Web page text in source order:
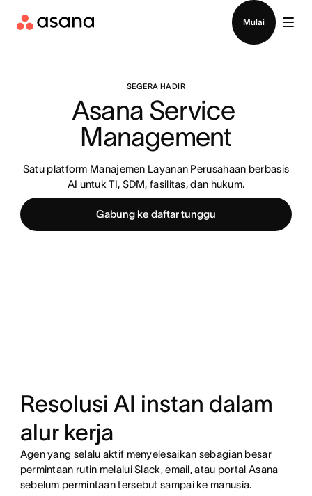
Mulai
SEGERA HADIR
Asana Service
Management
Satu platform Manajemen Layanan Perusahaan berbasis
AI untuk TI, SDM, fasilitas, dan hukum.
Gabung ke daftar tunggu
Resolusi AI instan dalam
alur kerja
Agen yang selalu aktif menyelesaikan sebagian besar
permintaan rutin melalui Slack, email, atau portal Asana
sebelum permintaan tersebut sampai ke manusia.